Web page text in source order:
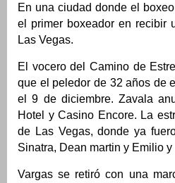
En una ciudad donde el
el primer boxeador en recibir
Las Vegas.
El vocero del Camino de
que el peledor de 32 años de
el 9 de diciembre. Zavala
Hotel y Casino Encore. La
de Las Vegas, donde ya
Sinatra, Dean martin y Emilio
Vargas se retiró con una